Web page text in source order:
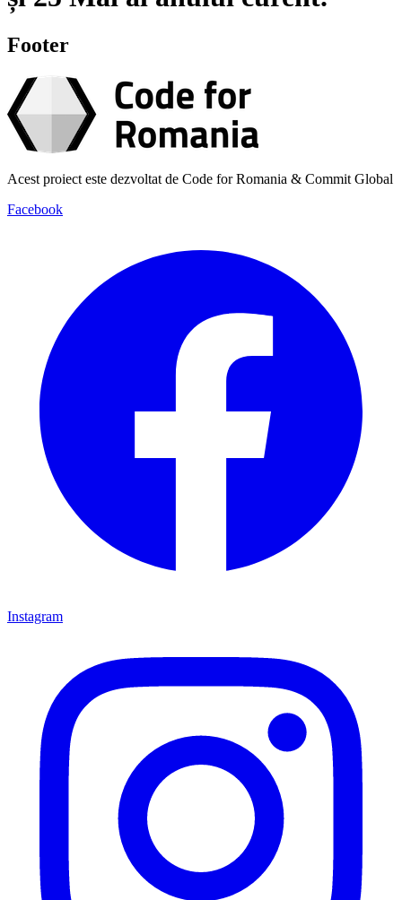
Footer
Acest proiect este dezvoltat de Code for Romania & Commit Global
Facebook
Instagram